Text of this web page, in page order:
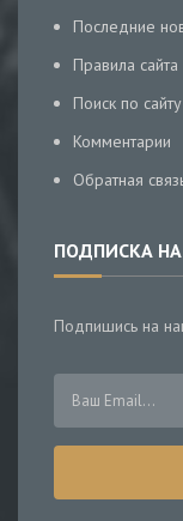
Последние
Правила сайта
Поиск по сайту
Комментарии
Обратная
ПОДПИСКА
Подпишись на